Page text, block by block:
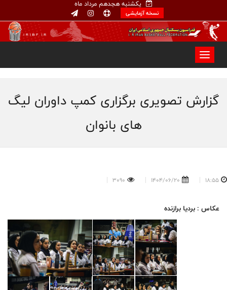
یکشنبه هجدهم مرداد ماه
نسخه آزمایشی
گزارش تصویری برگزاری کمپ داوران لیگ
های بانوان
18:55
1404/06/20
3090
عکاس : بردیا برازنده